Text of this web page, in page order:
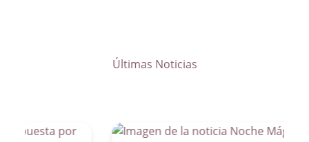
Últimas Noticias